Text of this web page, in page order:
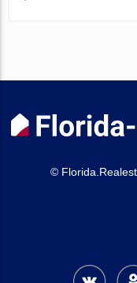
©